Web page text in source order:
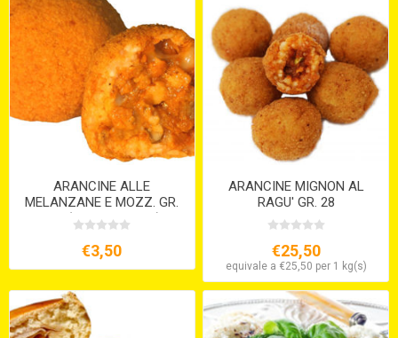
ARANCINE ALLE
MELANZANE E MOZZ. GR.
210 (VEGETARIANE)
€3,50
ARANCINE MIGNON AL
RAGU' GR. 28
€25,50
equivale a €25,50 per 1 kg(s)